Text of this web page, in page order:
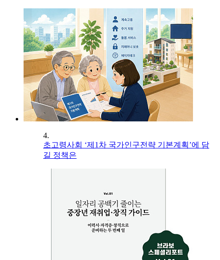
4.
초고령사회 ‘제1차 국가인구전략 기본계획’에 담
길 정책은